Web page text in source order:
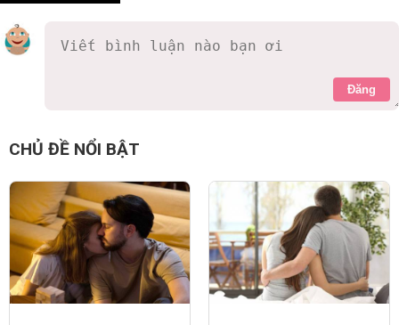
Đăng
CHỦ ĐỀ NỔI BẬT